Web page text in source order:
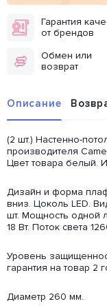
Гарантия
от брендов
Обмен или
возврат
Описание
(2 шт.) Настенно-
производителя
Цвет товара белый.
Дизайн и форма
вниз. Цоколь LED.
шт. Мощность одной
18 Вт. Поток света
Уровень
гарантия на товар 2
Диаметр 260 мм.